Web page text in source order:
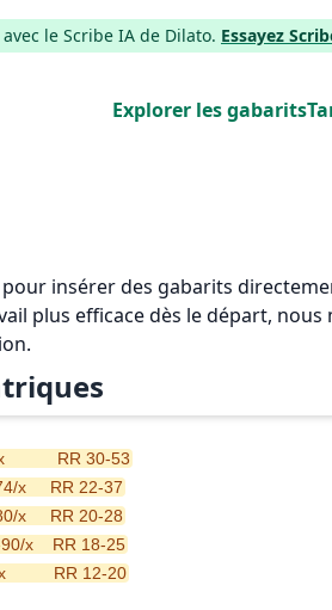
le Scribe IA de Dilato. Essayez
Explorer les gabarits
insérer des gabarits
plus efficace dès le départ,
RR 30-53
x     RR 22-37
x     RR 20-28
x    RR 18-25
RR 12-20